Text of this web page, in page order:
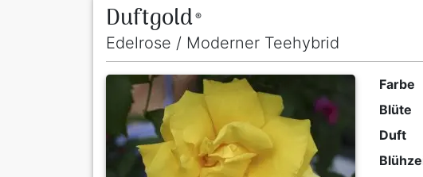
Duftgold ®
Edelrose / Moderner Teehybrid
Farbe
Blüte
Duft